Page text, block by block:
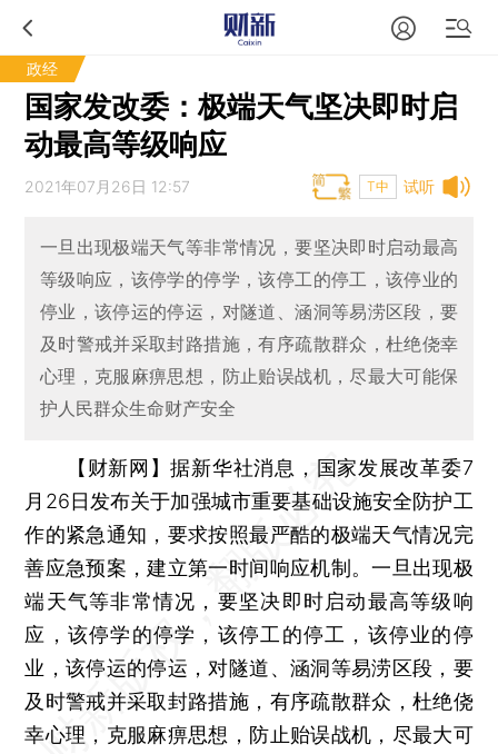
政经
国家发改委：极端天气坚决即时启
动最高等级响应
试听
2021年07月26日 12:57 T中
一旦出现极端天气等非常情况，要坚决即时启动最高
等级响应，该停学的停学，该停工的停工，该停业的
停业，该停运的停运，对隧道、涵洞等易涝区段，要
及时警戒并采取封路措施，有序疏散群众，杜绝侥幸
心理，克服麻痹思想，防止贻误战机，尽最大可能保
护人民群众生命财产安全
【财新网】据新华社消息，国家发展改革委7
月26日发布关于加强城市重要基础设施安全防护工
作的紧急通知，要求按照最严酷的极端天气情况完
善应急预案，建立第一时间响应机制。一旦出现极
端天气等非常情况，要坚决即时启动最高等级响
应，该停学的停学，该停工的停工，该停业的停
业，该停运的停运，对隧道、涵洞等易涝区段，要
及时警戒并采取封路措施，有序疏散群众，杜绝侥
幸心理，克服麻痹思想，防止贻误战机，尽最大可